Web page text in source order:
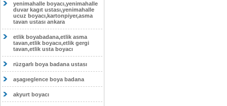
yenimahalle boyacı,yenimahalle
duvar kagıt ustası,yenimahalle
ucuz boyacı,kartonpiyer,asma
tavan ustası ankara
etlik boyabadana,etlik asma
tavan,etlik boyacıı,etlik gergi
tavan,etlik usta boyacı
rüzgarlı boya badana ustası
aşagıeglence boya badana
akyurt boyacı